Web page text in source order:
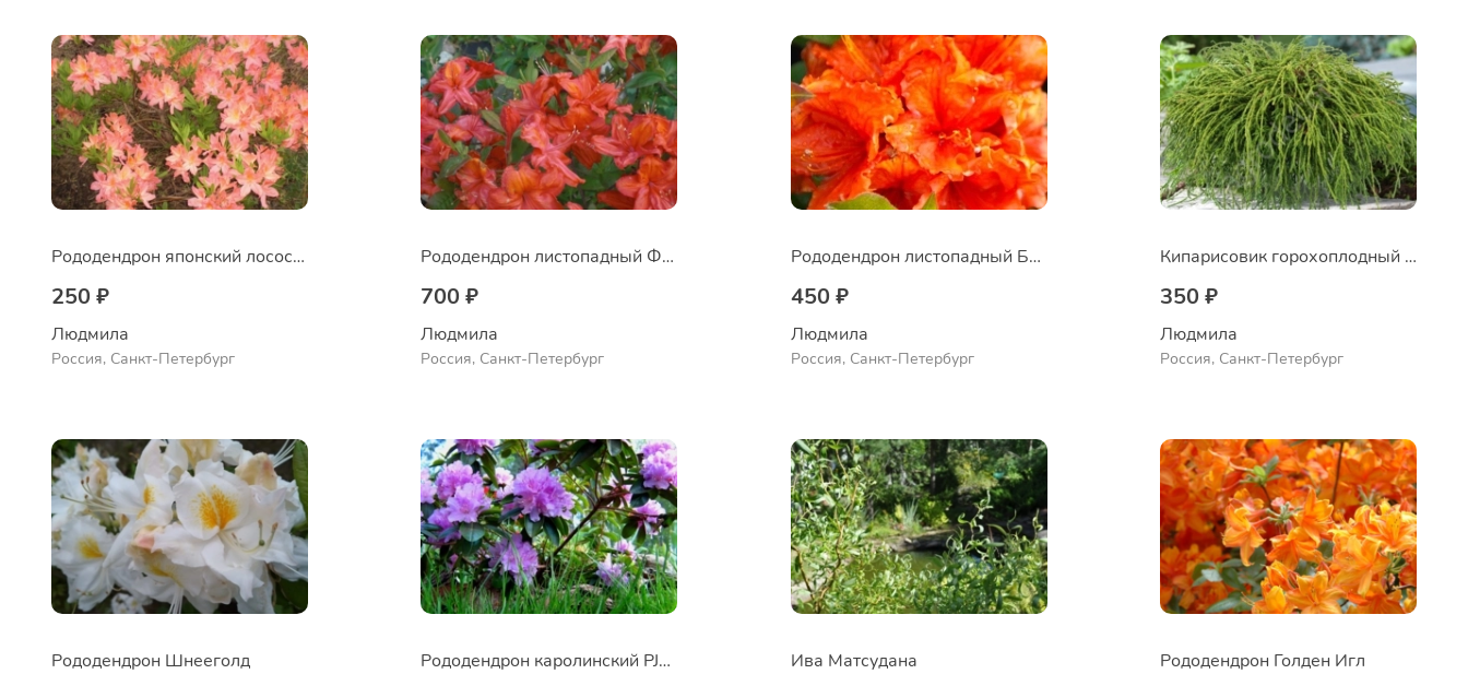
Рододендрон японский лососевый
250 ₽
Людмила
Россия, Санкт-Петербург
Рододендрон листопадный Фейерверк
700 ₽
Людмила
Россия, Санкт-Петербург
Рододендрон листопадный Баккара
450 ₽
Людмила
Россия, Санкт-Петербург
Кипарисовик горохоплодный Filifera Nana
350 ₽
Людмила
Россия, Санкт-Петербург
Рододендрон Шнееголд Рододендрон каролинский PJM Elite Ива Матсудана Рододендрон Голден Игл